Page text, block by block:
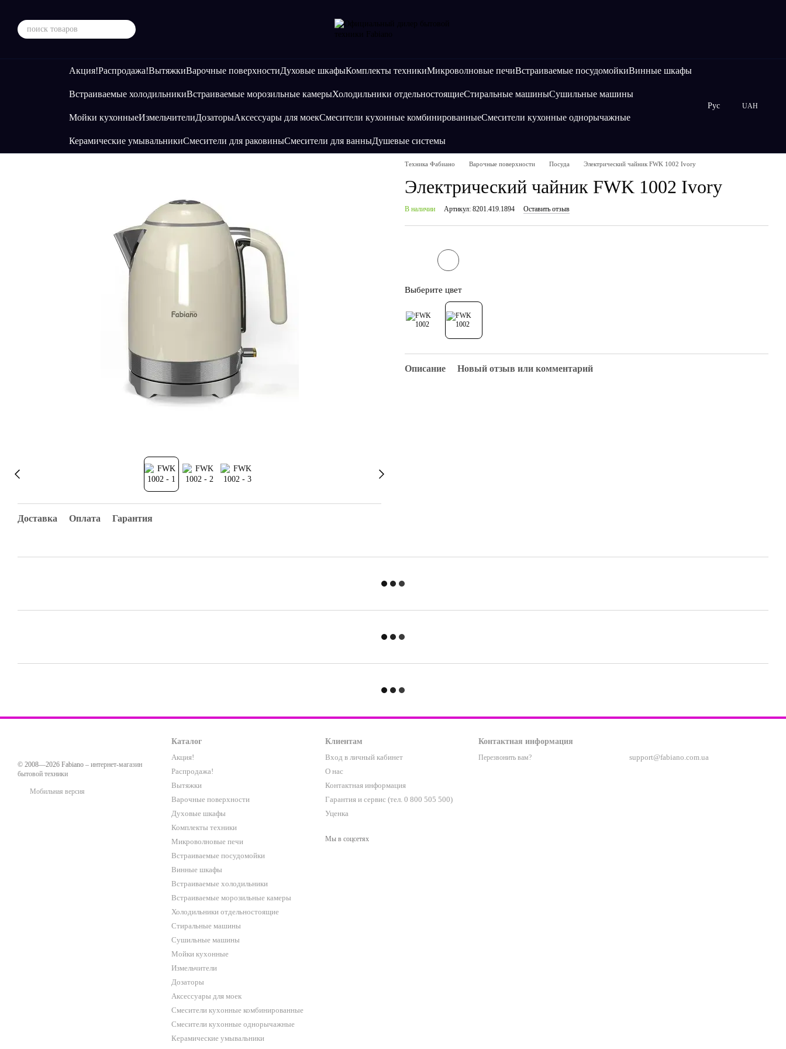
Акция!Распродажа!ВытяжкиВарочные поверхностиДуховые шкафыКомплекты техникиМикроволновые печиВстраиваемые посудомойкиВинные шкафы
Встраиваемые холодильникиВстраиваемые морозильные камерыХолодильники отдельностоящиеСтиральные машиныСушильные машины
Мойки кухонныеИзмельчителиДозаторыАксессуары для моекСмесители кухонные комбинированныеСмесители кухонные однорычажные
Керамические умывальникиСмесители для раковиныСмесители для ванныДушевые системы
Рус UAH
Доставка Оплата Гарантия
Техника Фабиано Варочные поверхности Посуда Электрический чайник FWK 1002 Ivory
Электрический чайник FWK 1002 Ivory
В наличии Артикул: 8201.419.1894 Оставить отзыв
Выберите цвет
Описание Новый отзыв или комментарий
© 2008—2026 Fabiano – интернет-магазин
бытовой техники
Мобильная версия
Каталог
Акция!
Распродажа!
Вытяжки
Варочные поверхности
Духовые шкафы
Комплекты техники
Микроволновые печи
Встраиваемые посудомойки
Винные шкафы
Встраиваемые холодильники
Встраиваемые морозильные камеры
Холодильники отдельностоящие
Стиральные машины
Сушильные машины
Мойки кухонные
Измельчители
Дозаторы
Аксессуары для моек
Смесители кухонные комбинированные
Смесители кухонные однорычажные
Керамические умывальники
Клиентам
Вход в личный кабинет
О нас
Контактная информация
Гарантия и сервис (тел. 0 800 505 500)
Уценка
Мы в соцсетях
Контактная информация
Перезвонить вам? support@fabiano.com.ua